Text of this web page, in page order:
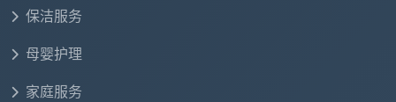
60-80㎡
80-120㎡
保洁服务
母婴护理
家庭服务